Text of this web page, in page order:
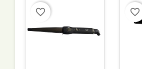
favorite_border
favorite_border